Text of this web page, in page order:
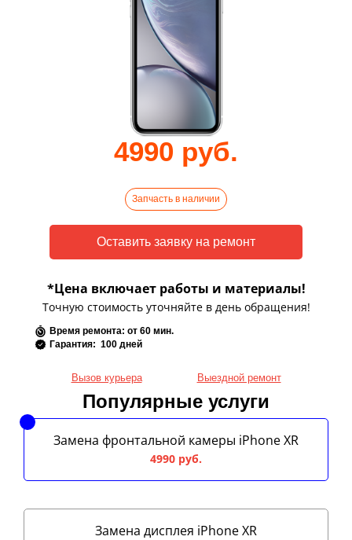
4990 руб.
Запчасть в наличии
*Цена включает работы и материалы!
Точную стоимость уточняйте в день обращения!
Время ремонта: от 60 мин.
Гарантия: 100 дней
Вызов курьера Выездной ремонт
Популярные услуги
Замена фронтальной камеры iPhone XR
4990 руб.
Замена дисплея iPhone XR